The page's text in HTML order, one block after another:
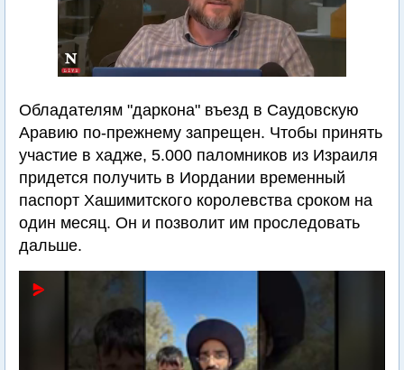
Обладателям "даркона" въезд в Саудовскую
Аравию по-прежнему запрещен. Чтобы принять
участие в хадже, 5.000 паломников из Израиля
придется получить в Иордании временный
паспорт Хашимитского королевства сроком на
один месяц. Он и позволит им проследовать
дальше.